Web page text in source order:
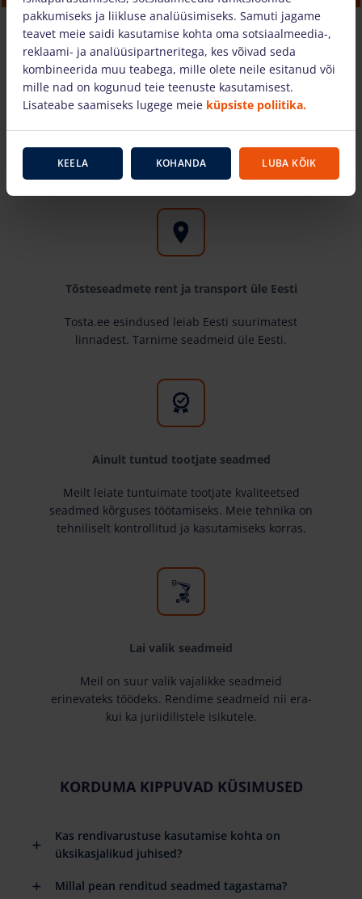
30.95 €/tk. + käibemaks(7.43 €)
OSTUKORVI
Miks valida meid?
Tõsteseadmete rent ja transport üle Eesti
Tosta.ee esindused leiab Eesti suurimatest
linnadest. Tarnime seadmeid üle Eesti.
Ainult tuntud tootjate seadmed
Meilt leiate tuntuimate tootjate kvaliteetsed
seadmed kõrguses töötamiseks. Meie tehnika on
tehniliselt kontrollitud ja kasutamiseks korras.
Lai valik seadmeid
Meil on suur valik vajalikke seadmeid
erinevateks töödeks. Rendime seadmeid nii era-
kui ka juriidilistele isikutele.
KORDUMA KIPPUVAD KÜSIMUSED
Kas rendivarustuse kasutamise kohta on
üksikasjalikud juhised?
Millal pean renditud seadmed tagastama?
pakkumiseks ja liikluse analüüsimiseks. Samuti jagame
teavet meie saidi kasutamise kohta oma sotsiaalmeedia-,
reklaami- ja analüüsipartneritega, kes võivad seda
kombineerida muu teabega, mille olete neile esitanud või
mille nad on kogunud teie teenuste kasutamisest.
Lisateabe saamiseks lugege meie küpsiste poliitika.
KEELA KOHANDA LUBA KÕIK